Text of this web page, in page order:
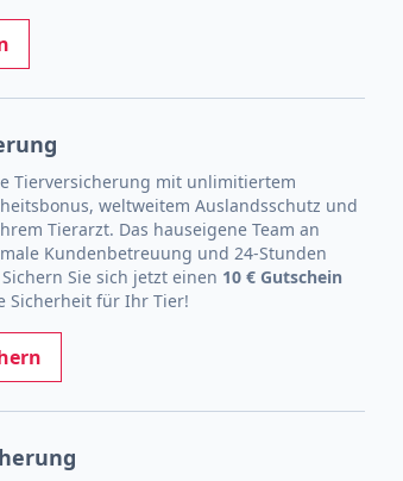
Tierversicherung mit unlimitiertem
weltweitem Auslandsschutz und
Tierarzt. Das hauseigene Team an
Kundenbetreuung und 24-Stunden
Sie sich jetzt einen 10 € Gutschein
Sicherheit für Ihr Tier!